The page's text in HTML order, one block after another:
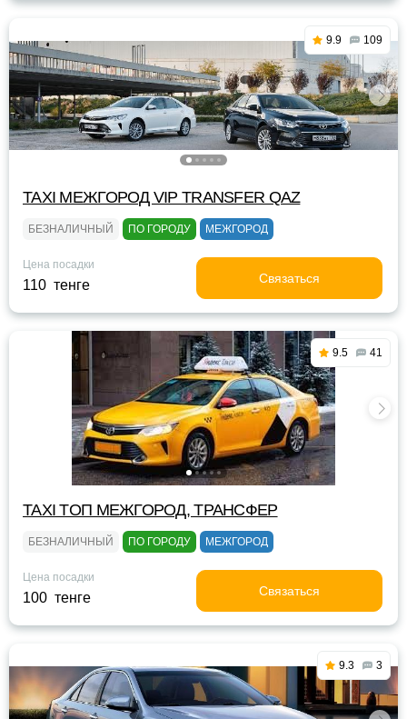
9.9 109
TAXI МЕЖГОРОД VIP TRANSFER QАZ
БЕЗНАЛИЧНЫЙ ПО ГОРОДУ МЕЖГОРОД
Цена посадки
110 тенге Связаться
9.5 41
TAXI TOП МЕЖГОРОД, ТРАНСФЕР
БЕЗНАЛИЧНЫЙ ПО ГОРОДУ МЕЖГОРОД
Цена посадки
100 тенге Связаться
9.3 3